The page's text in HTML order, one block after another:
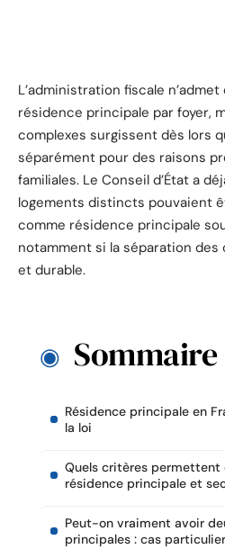
L’administration fiscale n’admet
résidence principale par foyer,
complexes surgissent dès lors
séparément pour des raisons
familiales. Le Conseil d’État a
logements distincts pouvaient
comme résidence principale
notamment si la séparation
et durable.
Sommaire
Résidence principale en
la loi
Quels critères permettent
résidence principale et
Peut-on vraiment avoir
principales : cas